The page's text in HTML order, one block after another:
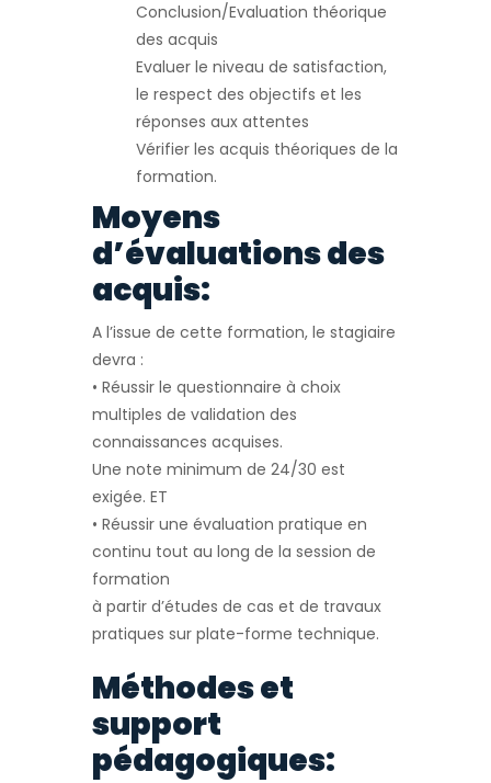
Conclusion/Evaluation théorique
des acquis
Evaluer le niveau de satisfaction,
le respect des objectifs et les
réponses aux attentes
Vérifier les acquis théoriques de la
formation.
Moyens
d’évaluations des
acquis:
A l’issue de cette formation, le stagiaire
devra :
• Réussir le questionnaire à choix
multiples de validation des
connaissances acquises.
Une note minimum de 24/30 est
exigée. ET
• Réussir une évaluation pratique en
continu tout au long de la session de
formation
à partir d’études de cas et de travaux
pratiques sur plate-forme technique.
Méthodes et
support
pédagogiques: